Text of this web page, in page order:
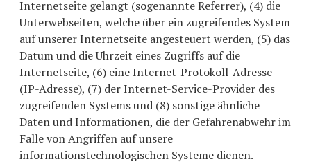
Internetseite gelangt (sogenannte Referrer), (4) die
Unterwebseiten, welche über ein zugreifendes System
auf unserer Internetseite angesteuert werden, (5) das
Datum und die Uhrzeit eines Zugriffs auf die
Internetseite, (6) eine Internet-Protokoll-Adresse
(IP-Adresse), (7) der Internet-Service-Provider des
zugreifenden Systems und (8) sonstige ähnliche
Daten und Informationen, die der Gefahrenabwehr im
Falle von Angriffen auf unsere
informationstechnologischen Systeme dienen.